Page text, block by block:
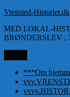
Videre
indhold
Vrensted-Historier.dk
MED LOKAL-
BRØNDERSLEV ,
***Om